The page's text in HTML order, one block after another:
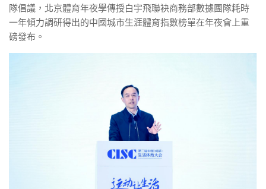
隊倡議，北京體育年夜學傳授白宇飛聯袂商務部數據團隊耗時
一年傾力調研得出的中國城市生涯體育指數榜單在年夜會上重
磅發布。